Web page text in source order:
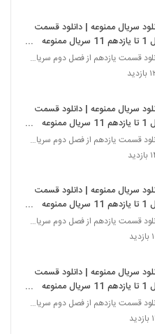
سریال ممنوعه | دانلود قسمت
اول 1 تا یازدهم 11 سریال ممنوعه
دوم)- رایگان
دانلود قسمت یازدهم از فصل دوم سریال ممنوعه
سریال ممنوعه | دانلود قسمت
اول 1 تا یازدهم 11 سریال ممنوعه
دوم)- -
دانلود قسمت یازدهم از فصل دوم سریال ممنوعه
سریال ممنوعه | دانلود قسمت
اول 1 تا یازدهم 11 سریال ممنوعه
دوم)- - --
دانلود قسمت یازدهم از فصل دوم سریال ممنوعه
سریال ممنوعه | دانلود قسمت
اول 1 تا یازدهم 11 سریال ممنوعه
دوم)- -- -
دانلود قسمت یازدهم از فصل دوم سریال ممنوعه